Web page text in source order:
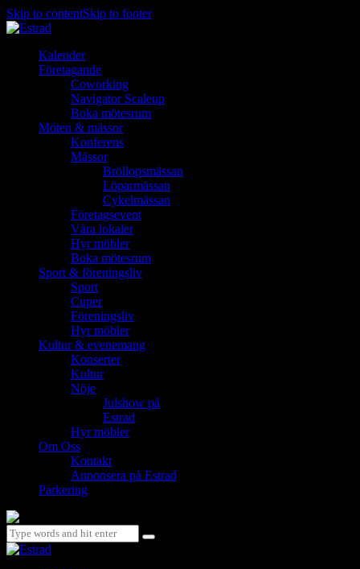
Skip to contentSkip to footer
Kalender
Företagande
Coworking
Navigator Scaleup
Boka mötesrum
Möten & mässor
Konferens
Mässor
Bröllopsmässan
Löparmässan
Cykelmässan
Företagsevent
Våra lokaler
Hyr möbler
Boka mötesrum
Sport & föreningsliv
Sport
Cuper
Föreningsliv
Hyr möbler
Kultur & evenemang
Konserter
Kultur
Nöje
Julshow på
Estrad
Hyr möbler
Om Oss
Kontakt
Annonsera på Estrad
Parkering